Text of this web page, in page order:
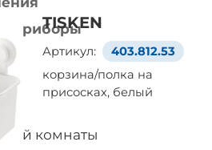
приборы
комнаты
TISKEN
Артикул:
403.812.53
корзина/полка на
присосках, белый